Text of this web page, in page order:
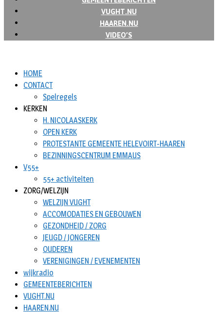
VUGHT.NU
HAAREN.NU
VIDEO’S
HOME
CONTACT
Spelregels
KERKEN
H. NICOLAASKERK
OPEN KERK
PROTESTANTE GEMEENTE HELEVOIRT-HAAREN
BEZINNINGSCENTRUM EMMAUS
V55+
55+ activiteiten
ZORG/WELZIJN
WELZIJN VUGHT
ACCOMODATIES EN GEBOUWEN
GEZONDHEID / ZORG
JEUGD / JONGEREN
OUDEREN
VERENIGINGEN / EVENEMENTEN
wijkradio
GEMEENTEBERICHTEN
VUGHT.NU
HAAREN.NU